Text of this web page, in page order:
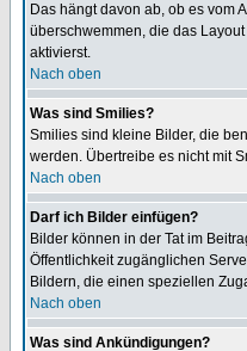
Das hängt davon ab, ob es vom
überschwemmen, die das
aktivierst.
Nach oben
Was sind Smilies?
Smilies sind kleine Bilder, die
werden. Übertreibe es nicht mit
Nach oben
Darf ich Bilder einfügen?
Bilder können in der Tat im
Öffentlichkeit zugänglichen
Bildern, die einen speziellen
Nach oben
Was sind Ankündigungen?